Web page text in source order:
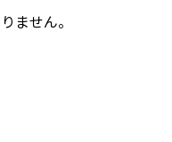
ません。